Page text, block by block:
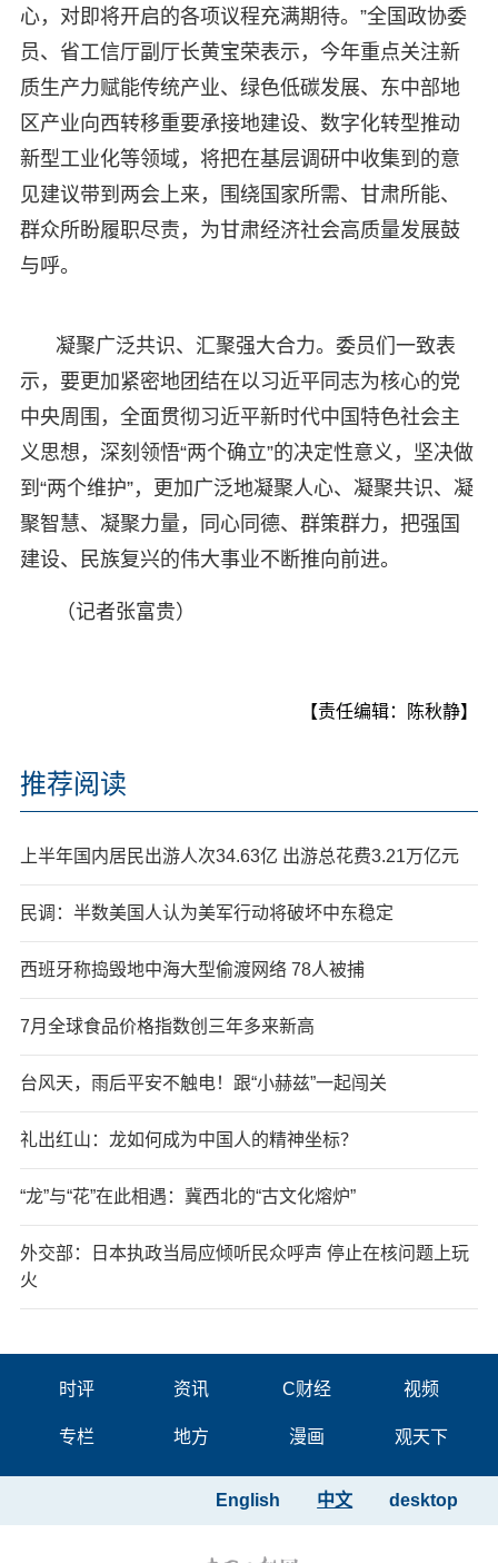
心，对即将开启的各项议程充满期待。”全国政协委
员、省工信厅副厅长黄宝荣表示，今年重点关注新
质生产力赋能传统产业、绿色低碳发展、东中部地
区产业向西转移重要承接地建设、数字化转型推动
新型工业化等领域，将把在基层调研中收集到的意
见建议带到两会上来，围绕国家所需、甘肃所能、
群众所盼履职尽责，为甘肃经济社会高质量发展鼓
与呼。
凝聚广泛共识、汇聚强大合力。委员们一致表
示，要更加紧密地团结在以习近平同志为核心的党
中央周围，全面贯彻习近平新时代中国特色社会主
义思想，深刻领悟“两个确立”的决定性意义，坚决做
到“两个维护”，更加广泛地凝聚人心、凝聚共识、凝
聚智慧、凝聚力量，同心同德、群策群力，把强国
建设、民族复兴的伟大事业不断推向前进。
（记者张富贵）
【责任编辑：陈秋静】
推荐阅读
上半年国内居民出游人次34.63亿 出游总花费3.21万亿元
民调：半数美国人认为美军行动将破坏中东稳定
西班牙称捣毁地中海大型偷渡网络 78人被捕
7月全球食品价格指数创三年多来新高
台风天，雨后平安不触电！跟“小赫兹”一起闯关
礼出红山：龙如何成为中国人的精神坐标？
“龙”与“花”在此相遇：冀西北的“古文化熔炉”
外交部：日本执政当局应倾听民众呼声 停止在核问题上玩
火
时评 资讯 C财经 视频
专栏 地方 漫画 观天下
desktop
中文
English